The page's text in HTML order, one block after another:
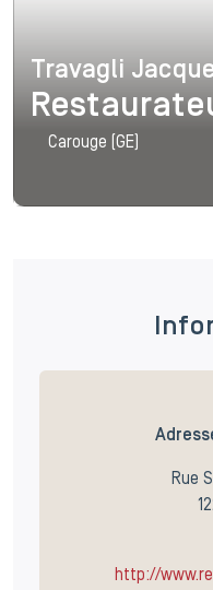
Travagli
Travagli
Carouge (GE)
Rue
http://